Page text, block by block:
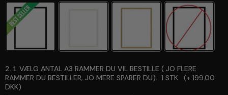
2.１.VÆLG ANTAL A3 RAMMER DU VIL BESTILLE ( JO FLERE
RAMMER DU BESTILLER; JO MERE SPARER DU): 1 STK. (+ 199.00
DKK)